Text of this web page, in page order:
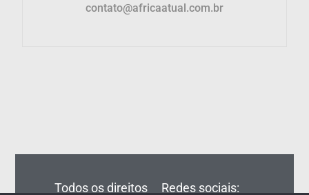
contato@africaatual.com.br
Todos os direitos
Redes sociais: